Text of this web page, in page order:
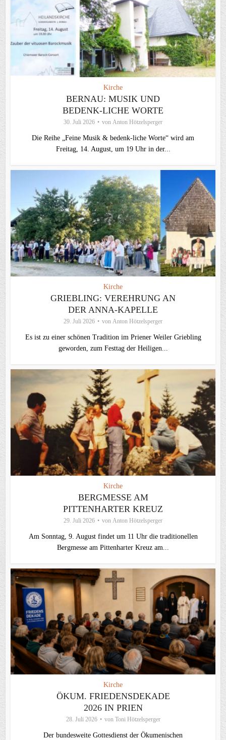
Kirche
BERNAU: MUSIK UND
BEDENK-LICHE WORTE
30. Juli 2026 von Anton Hötzelsperger
Die Reihe „Feine Musik & bedenk-liche Worte“ wird am
Freitag, 14. August, um 19 Uhr in der...
Kirche
GRIEBLING: VEREHRUNG AN
DER ANNA-KAPELLE
29. Juli 2026 von Anton Hötzelsperger
Es ist zu einer schönen Tradition im Priener Weiler Griebling
geworden, zum Festtag der Heiligen...
Kirche
BERGMESSE AM
PITTENHARTER KREUZ
29. Juli 2026 von Anton Hötzelsperger
Am Sonntag, 9. August findet um 11 Uhr die traditionellen
Bergmesse am Pittenharter Kreuz am...
Kirche
ÖKUM. FRIEDENSDEKADE
2026 IN PRIEN
28. Juli 2026 von Toni Hötzelsperger
Der bundesweite Gottesdienst der Ökumenischen